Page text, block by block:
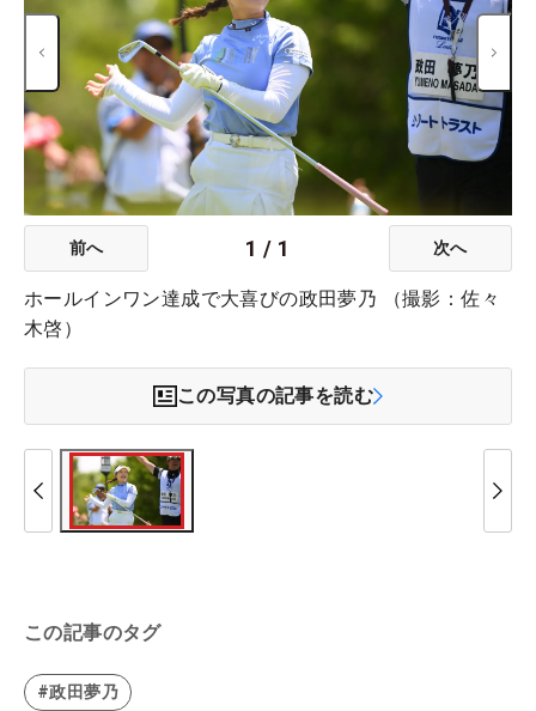
前へ 1 / 1 次へ
ホールインワン達成で大喜びの政田夢乃 （撮影：佐々
木啓）
この写真の記事を読む
この記事のタグ
#政田夢乃